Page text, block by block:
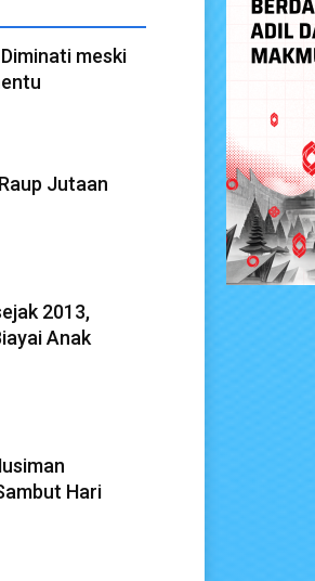
meski
Jutaan
2013,
Anak
Hari